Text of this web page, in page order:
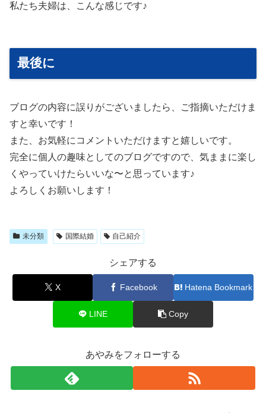
私たち夫婦は、こんな感じです♪
最後に
ブログの内容に誤りがございましたら、ご指摘いただけま
すと幸いです！
また、お気軽にコメントいただけますと嬉しいです。
完全に個人の趣味としてのブログですので、気ままに楽し
くやっていけたらいいな〜と思っています♪
よろしくお願いします！
未分類 国際結婚 自己紹介
シェアする
X Facebook Hatena Bookmark
LINE Copy
あやみをフォローする